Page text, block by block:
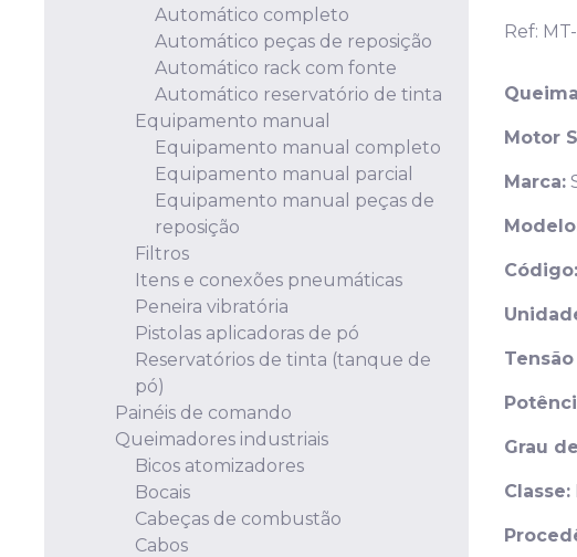
Automático completo
Automático peças de reposição
Automático rack com fonte
Automático reservatório de tinta
Equipamento manual
Equipamento manual completo
Equipamento manual parcial
Equipamento manual peças de
reposição
Filtros
Itens e conexões pneumáticas
Peneira vibratória
Pistolas aplicadoras de pó
Reservatórios de tinta (tanque de
pó)
Painéis de comando
Queimadores industriais
Bicos atomizadores
Bocais
Cabeças de combustão
Cabos
Ref:
Motor
Marca:
Código:
Grau
Classe: